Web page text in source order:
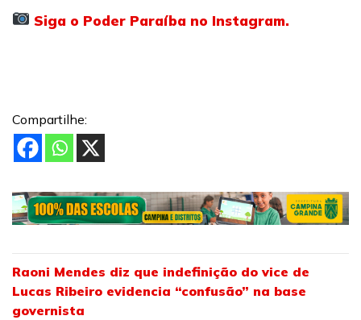
Siga o Poder Paraíba no Instagram.
Compartilhe:
Raoni Mendes diz que indefinição do vice de
Lucas Ribeiro evidencia “confusão” na base
governista